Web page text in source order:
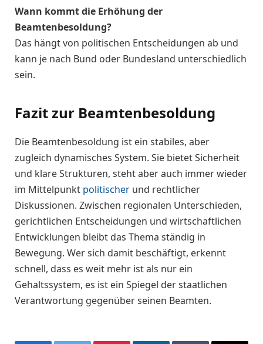
Wann kommt die Erhöhung der
Beamtenbesoldung?
Das hängt von politischen Entscheidungen ab und
kann je nach Bund oder Bundesland unterschiedlich
sein.
Fazit zur Beamtenbesoldung
Die Beamtenbesoldung ist ein stabiles, aber
zugleich dynamisches System. Sie bietet Sicherheit
und klare Strukturen, steht aber auch immer wieder
im Mittelpunkt politischer und rechtlicher
Diskussionen. Zwischen regionalen Unterschieden,
gerichtlichen Entscheidungen und wirtschaftlichen
Entwicklungen bleibt das Thema ständig in
Bewegung. Wer sich damit beschäftigt, erkennt
schnell, dass es weit mehr ist als nur ein
Gehaltssystem, es ist ein Spiegel der staatlichen
Verantwortung gegenüber seinen Beamten.